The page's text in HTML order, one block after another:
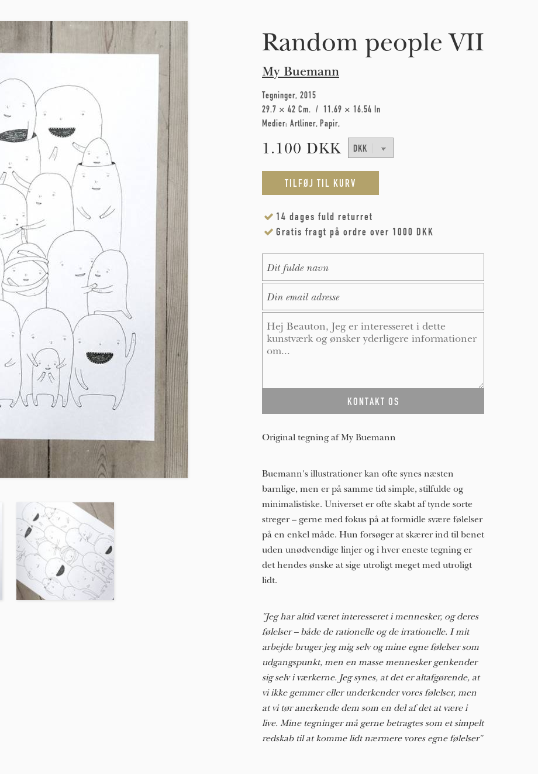
Random people VII
My Buemann
Tegninger 2015
29.7 × 42 Cm
11.69 × 16.54 In
Medier: Artliner Papir
1.100 DKK
14 dages fuld returret
Gratis fragt på ordre over 1000 DKK
Original tegning af My Buemann
Buemann's illustrationer kan ofte synes næsten
barnlige, men er på samme tid simple, stilfulde og
minimalistiske. Universet er ofte skabt af tynde sorte
streger – gerne med fokus på at formidle svære følelser
på en enkel måde. Hun forsøger at skærer ind til benet
uden unødvendige linjer og i hver eneste tegning er
det hendes ønske at sige utroligt meget med utroligt
lidt.
"Jeg har altid været interesseret i mennesker, og deres
følelser – både de rationelle og de irrationelle. I mit
arbejde bruger jeg mig selv og mine egne følelser som
udgangspunkt, men en masse mennesker genkender
sig selv i værkerne. Jeg synes, at det er altafgørende, at
vi ikke gemmer eller underkender vores følelser, men
at vi tør anerkende dem som en del af det at være i
live. Mine tegninger må gerne betragtes som et simpelt
redskab til at komme lidt nærmere vores egne følelser"